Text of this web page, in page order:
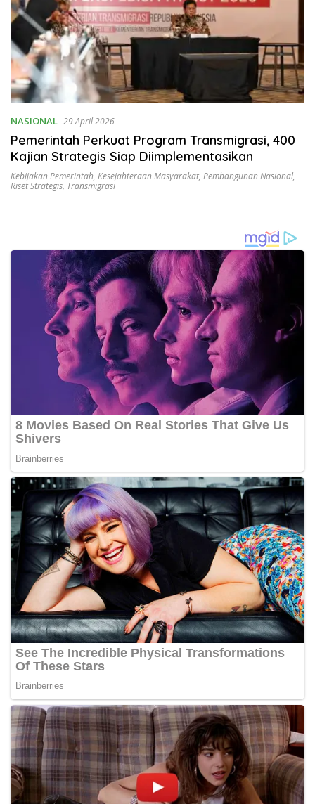
NASIONAL 29 April 2026
Pemerintah Perkuat Program Transmigrasi, 400
Kajian Strategis Siap Diimplementasikan
Kebijakan Pemerintah, Kesejahteraan Masyarakat, Pembangunan Nasional,
Riset Strategis, Transmigrasi